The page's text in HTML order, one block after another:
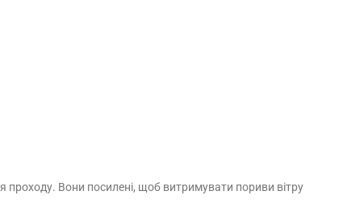
проходу. Вони посилені, щоб витримувати пориви вітру